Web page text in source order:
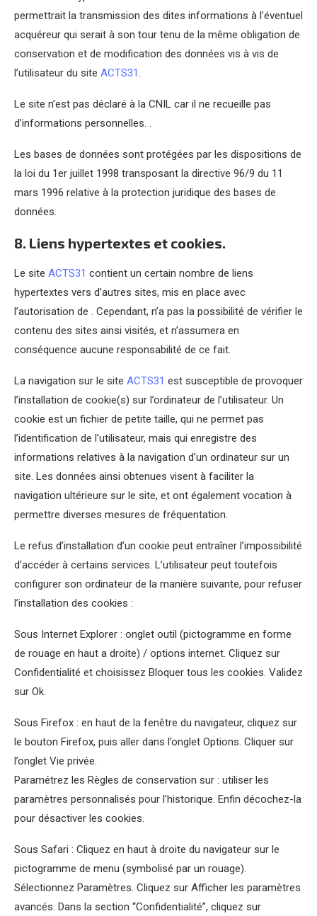
permettrait la transmission des dites informations à l’éventuel
acquéreur qui serait à son tour tenu de la même obligation de
conservation et de modification des données vis à vis de
l’utilisateur du site ACTS31.
Le site n’est pas déclaré à la CNIL car il ne recueille pas
d’informations personnelles. .
Les bases de données sont protégées par les dispositions de
la loi du 1er juillet 1998 transposant la directive 96/9 du 11
mars 1996 relative à la protection juridique des bases de
données.
8. Liens hypertextes et cookies.
Le site ACTS31 contient un certain nombre de liens
hypertextes vers d’autres sites, mis en place avec
l’autorisation de . Cependant, n’a pas la possibilité de vérifier le
contenu des sites ainsi visités, et n’assumera en
conséquence aucune responsabilité de ce fait.
La navigation sur le site ACTS31 est susceptible de provoquer
l’installation de cookie(s) sur l’ordinateur de l’utilisateur. Un
cookie est un fichier de petite taille, qui ne permet pas
l’identification de l’utilisateur, mais qui enregistre des
informations relatives à la navigation d’un ordinateur sur un
site. Les données ainsi obtenues visent à faciliter la
navigation ultérieure sur le site, et ont également vocation à
permettre diverses mesures de fréquentation.
Le refus d’installation d’un cookie peut entraîner l’impossibilité
d’accéder à certains services. L’utilisateur peut toutefois
configurer son ordinateur de la manière suivante, pour refuser
l’installation des cookies :
Sous Internet Explorer : onglet outil (pictogramme en forme
de rouage en haut a droite) / options internet. Cliquez sur
Confidentialité et choisissez Bloquer tous les cookies. Validez
sur Ok.
Sous Firefox : en haut de la fenêtre du navigateur, cliquez sur
le bouton Firefox, puis aller dans l’onglet Options. Cliquer sur
l’onglet Vie privée.
Paramétrez les Règles de conservation sur : utiliser les
paramètres personnalisés pour l’historique. Enfin décochez-la
pour désactiver les cookies.
Sous Safari : Cliquez en haut à droite du navigateur sur le
pictogramme de menu (symbolisé par un rouage).
Sélectionnez Paramètres. Cliquez sur Afficher les paramètres
avancés. Dans la section “Confidentialité”, cliquez sur